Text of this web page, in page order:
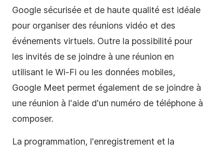
Google sécurisée et de haute qualité est idéale
pour organiser des réunions vidéo et des
événements virtuels. Outre la possibilité pour
les invités de se joindre à une réunion en
utilisant le Wi-Fi ou les données mobiles,
Google Meet permet également de se joindre à
une réunion à l'aide d'un numéro de téléphone à
composer.
La programmation, l'enregistrement et la